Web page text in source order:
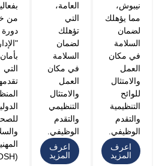
نيبوش،
مما يؤهلك
لضمان
السلامة
في مكان
العمل
والامتثال
للوائح
التنظيمية
والتقدم
الوظيفي.
اعرف
المزيد
العامة،
التي
تؤهلك
لضمان
السلامة
في مكان
العمل
والامتثال
التنظيمي
والتقدم
الوظيفي.
اعرف
المزيد
من
دورة
التي